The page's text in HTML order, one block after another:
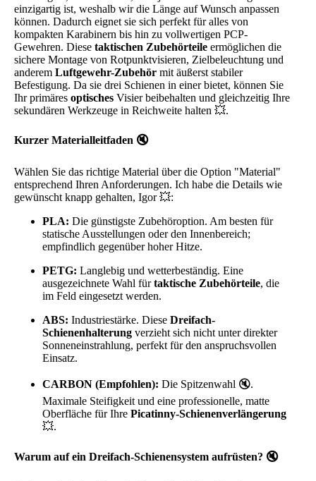
einzigartig ist, weshalb wir die Länge auf Wunsch anpassen
können. Dadurch eignet sie sich perfekt für alles von
kompakten Karabinern bis hin zu vollwertigen PCP-
Gewehren. Diese taktischen Zubehörteile ermöglichen die
sichere Montage von Rotpunktvisieren, Zielbeleuchtung und
anderem Luftgewehr-Zubehör mit äußerst stabiler
Befestigung. Da sie drei Schienen in einer bietet, können Sie
Ihr primäres optisches Visier beibehalten und gleichzeitig Ihre
sekundären Werkzeuge in Reichweite halten 💥.
Kurzer Materialleitfaden 🔇
Wählen Sie das richtige Material über die Option "Material"
entsprechend Ihren Anforderungen. Ich habe die Details wie
gewünscht knapp gehalten, Igor 💥:
PLA: Die günstigste Zubehöroption. Am besten für
statische Ausstellungen oder den Innenbereich;
empfindlich gegenüber hoher Hitze.
PETG: Langlebig und wetterbeständig. Eine
ausgezeichnete Wahl fürtaktische Zubehörteile, die
im Feld eingesetzt werden.
ABS: Industriestärke. Diese Dreifach-
Schienenhalterung verzieht sich nicht unter direkter
Sonneneinstrahlung, perfekt für den anspruchsvollen
Einsatz.
CARBON (Empfohlen): Die Spitzenwahl 🔇.
Maximale Steifigkeit und eine professionelle, matte
Oberfläche für Ihre Picatinny-Schienenverlängerung
💥.
Warum auf ein Dreifach-Schienensystem aufrüsten? 🔇